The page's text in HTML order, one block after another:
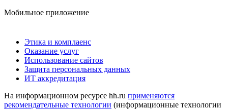
Мобильное приложение
Этика и комплаенс
Оказание услуг
Использование сайтов
Защита персональных данных
ИТ аккредитация
На информационном ресурсе hh.ru применяются
рекомендательные технологии (информационные технологии